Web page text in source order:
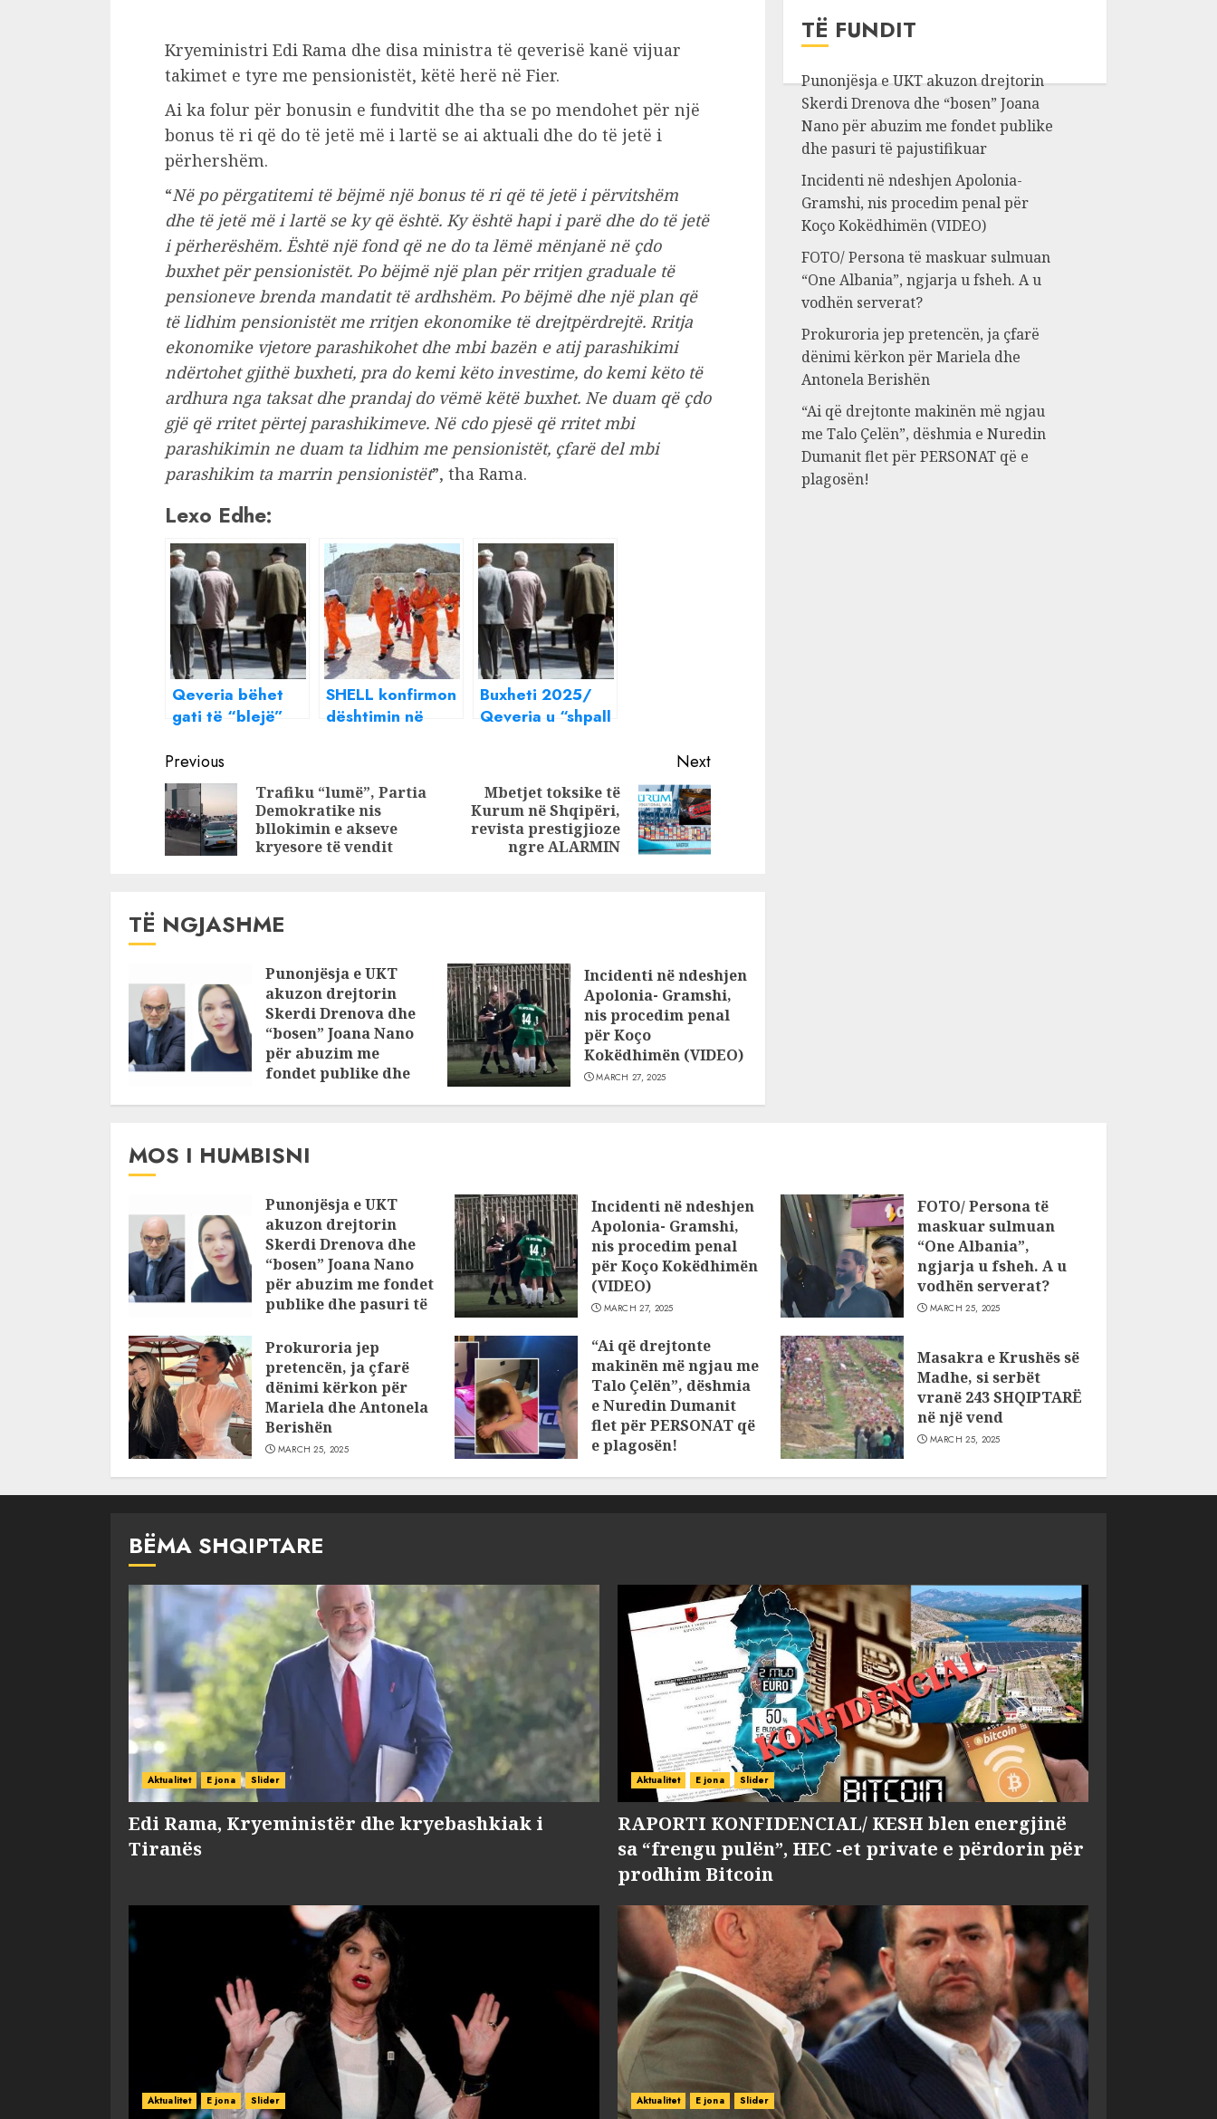
Kryeministri Edi Rama dhe disa ministra të qeverisë kanë vijuar
takimet e tyre me pensionistët, këtë herë në Fier.
Ai ka folur për bonusin e fundvitit dhe tha se po mendohet për një
bonus të ri që do të jetë më i lartë se ai aktuali dhe do të jetë i
përhershëm.
“Në po përgatitemi të bëjmë një bonus të ri që të jetë i përvitshëm
dhe të jetë më i lartë se ky që është. Ky është hapi i parë dhe do të jetë
i përherëshëm. Është një fond që ne do ta lëmë mënjanë në çdo
buxhet për pensionistët. Po bëjmë një plan për rritjen graduale të
pensioneve brenda mandatit të ardhshëm. Po bëjmë dhe një plan që
të lidhim pensionistët me rritjen ekonomike të drejtpërdrejtë. Rritja
ekonomike vjetore parashikohet dhe mbi bazën e atij parashikimi
ndërtohet gjithë buxheti, pra do kemi këto investime, do kemi këto të
ardhura nga taksat dhe prandaj do vëmë këtë buxhet. Ne duam që çdo
gjë që rritet përtej parashikimeve. Në cdo pjesë që rritet mbi
parashikimin ne duam ta lidhim me pensionistët, çfarë del mbi
parashikim ta marrin pensionistët”, tha Rama.
Lexo Edhe:
Qeveria bëhet
gati të “blejë”
pensionistëve me
50-100 euro në
Pranverë?
SHELL konfirmon
dështimin në
dhe fond sovran
Buxheti 2025/
Qeveria u “shpall
rrit pensionet me
200 lekë në muaj
Continue
Reading
Previous
Previous
post:
Trafiku “lumë”, Partia
Demokratike nis
bllokimin e akseve
kryesore të vendit
Next
Next
post:
Mbetjet toksike të
Kurum në Shqipëri,
revista prestigjioze
ngre ALARMIN
TË NGJASHME
Punonjësja e UKT
akuzon drejtorin
Skerdi Drenova dhe
“bosen” Joana Nano
për abuzim me
fondet publike dhe
Incidenti në ndeshjen
Apolonia- Gramshi,
nis procedim penal
për Koço
Kokëdhimën (VIDEO)
MARCH 27, 2025
TË FUNDIT
Punonjësja e UKT akuzon drejtorin
Skerdi Drenova dhe “bosen” Joana
Nano për abuzim me fondet publike
dhe pasuri të pajustifikuar
Incidenti në ndeshjen Apolonia-
Gramshi, nis procedim penal për
Koço Kokëdhimën (VIDEO)
FOTO/ Persona të maskuar sulmuan
“One Albania”, ngjarja u fsheh. A u
vodhën serverat?
Prokuroria jep pretencën, ja çfarë
dënimi kërkon për Mariela dhe
Antonela Berishën
“Ai që drejtonte makinën më ngjau
me Talo Çelën”, dëshmia e Nuredin
Dumanit flet për PERSONAT që e
plagosën!
MOS I HUMBISNI
Punonjësja e UKT
akuzon drejtorin
Skerdi Drenova dhe
“bosen” Joana Nano
për abuzim me fondet
publike dhe pasuri të
JULY 24, 2025
Incidenti në ndeshjen
Apolonia- Gramshi,
nis procedim penal
për Koço Kokëdhimën
(VIDEO)
MARCH 27, 2025
FOTO/ Persona të
maskuar sulmuan
“One Albania”,
ngjarja u fsheh. A u
vodhën serverat?
MARCH 25, 2025
Prokuroria jep
pretencën, ja çfarë
dënimi kërkon për
Mariela dhe Antonela
Berishën
MARCH 25, 2025
“Ai që drejtonte
makinën më ngjau me
Talo Çelën”, dëshmia
e Nuredin Dumanit
flet për PERSONAT që
e plagosën!
Masakra e Krushës së
Madhe, si serbët
vranë 243 SHQIPTARË
në një vend
MARCH 25, 2025
BËMA SHQIPTARE
Aktualitet E jona Slider
Edi Rama, Kryeministër dhe kryebashkiak i
Tiranës
Aktualitet E jona Slider
RAPORTI KONFIDENCIAL/ KESH blen energjinë
sa “frengu pulën”, HEC -et private e përdorin për
prodhim Bitcoin
Aktualitet E jona Slider Aktualitet E jona Slider